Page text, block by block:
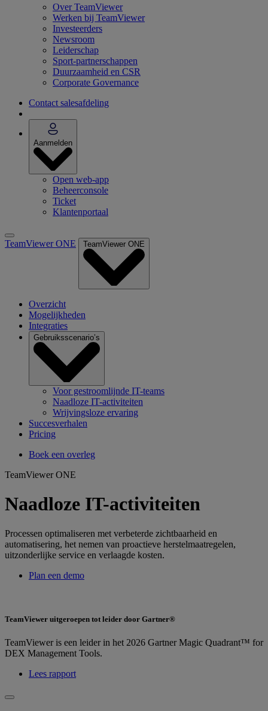
Over TeamViewer
Werken bij TeamViewer
Investeerders
Newsroom
Leiderschap
Sport-partnerschappen
Duurzaamheid en CSR
Corporate Governance
Contact salesafdeling
Aanmelden
Open web-app
Beheerconsole
Ticket
Klantenportaal
TeamViewer ONE TeamViewer ONE
Overzicht
Mogelijkheden
Integraties
Gebruiksscenario’s
Voor gestroomlijnde IT-teams
Naadloze IT-activiteiten
Wrijvingsloze ervaring
Succesverhalen
Pricing
Boek een overleg
TeamViewer ONE
Naadloze IT-activiteiten
Processen optimaliseren met verbeterde zichtbaarheid en
automatisering, het nemen van proactieve herstelmaatregelen,
uitzonderlijke service en verlaagde kosten.
Plan een demo
TeamViewer uitgeroepen tot leider door Gartner®
TeamViewer is een leider in het 2026 Gartner Magic Quadrant™ for
DEX Management Tools.
Lees rapport